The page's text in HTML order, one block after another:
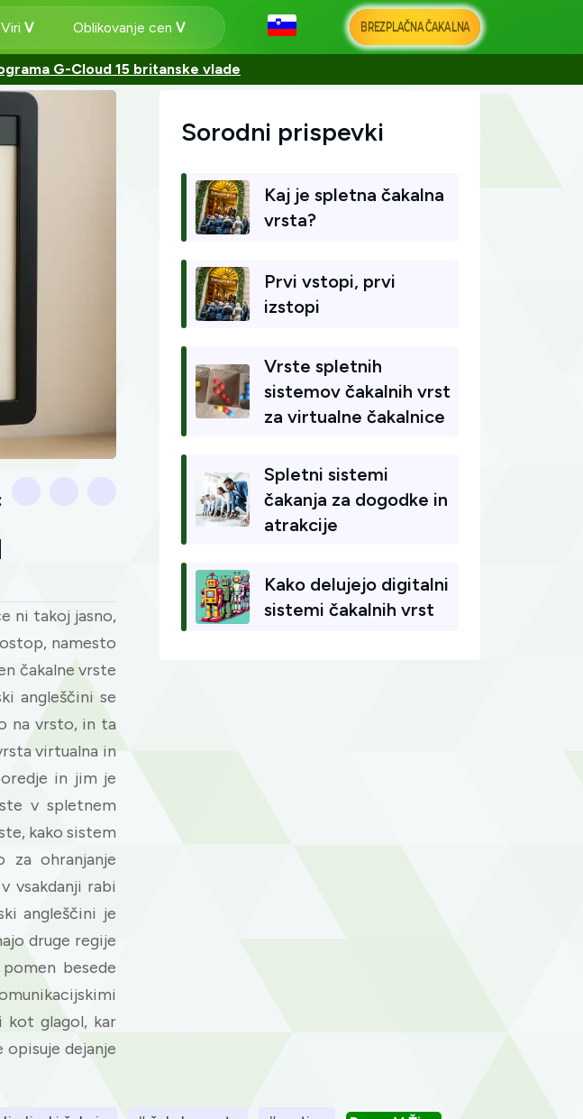
Viri Oblikovanje cen BREZPLAČNA ČAKALNA
G-Cloud 15 britanske vlade
ni takoj jasno,
namesto
čakalne vrste
angleščini se
na vrsto, in ta
virtualna in
in jim je
v spletnem
kako sistem
za ohranjanje
vsakdanji rabi
angleščini je
druge regije
besede
kot glagol, kar
dejanje
Sorodni prispevki
Kaj je spletna čakalna
vrsta?
Prvi vstopi, prvi
izstopi
Vrste spletnih
sistemov čakalnih vrst
za virtualne čakalnice
Spletni sistemi
čakanja za dogodke in
atrakcije
Kako delujejo digitalni
sistemi čakalnih vrst